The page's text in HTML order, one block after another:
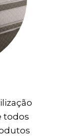
todos